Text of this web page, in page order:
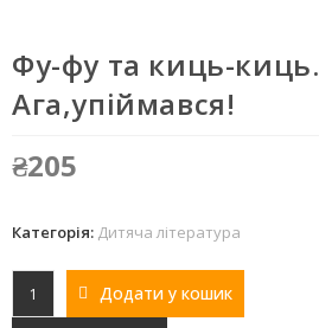
Фу-фу та киць-киць.
Ага,упіймався!
₴205
Категорія: Дитяча література
Додати у кошик